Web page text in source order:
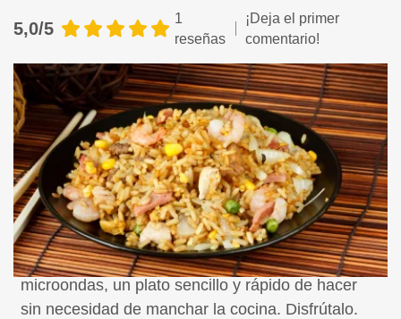
5,0/5
1
reseñas
¡Deja el primer
comentario!
Receta de un sabrosísimo arroz chino hecho al
microondas, un plato sencillo y rápido de hacer
sin necesidad de manchar la cocina. Disfrútalo.